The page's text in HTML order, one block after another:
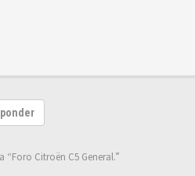
“Foro Citroën C5 General.”